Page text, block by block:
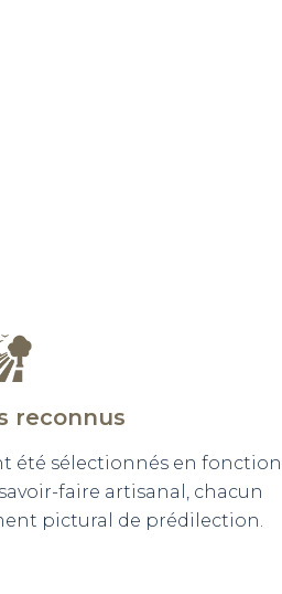
reconnus
été sélectionnés en fonction
faire artisanal, chacun
pictural de prédilection.